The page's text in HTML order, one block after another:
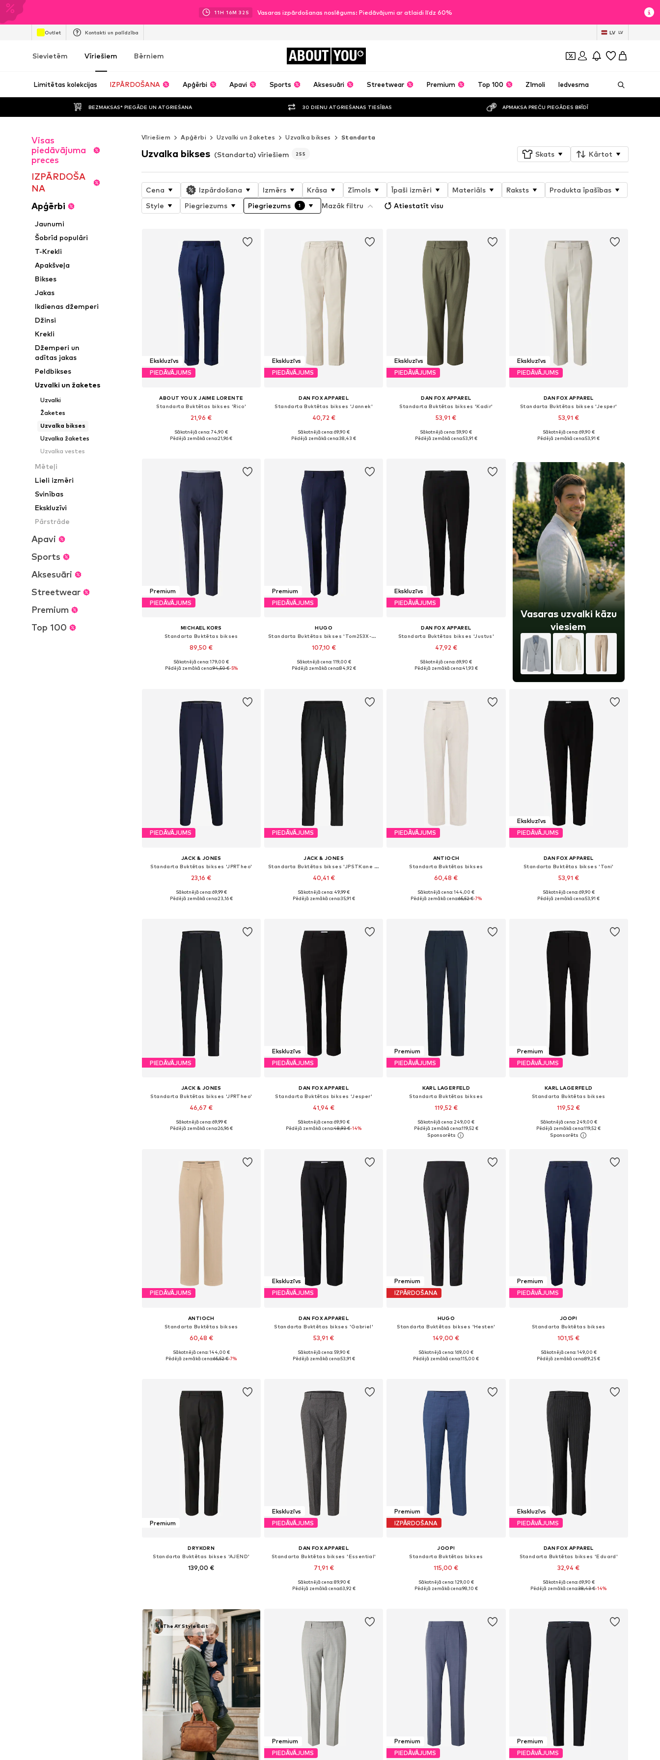
11H 16M 31 S Vasaras izpārdošanas noslēgums: Piedāvājumi ar atlaidi līdz 60%
Outlet Kontakti un palīdzība LV LV
Sievietēm Vīriešiem Bērniem ABOUT YOU
Limitētas kolekcijas IZPĀRDOŠANA Apģērbi Apavi Sports Aksesuāri Streetwear Premium Top 100 Zīmoli Iedvesma
BEZMAKSAS* PIEGĀDE UN ATGRIEŠANA 30 DIENU ATGRIEŠANAS TIESĪBAS APMAKSA PREČU PIEGĀDES BRĪDĪ
Visas
piedāvājuma
preces
IZPĀRDOŠA
NA
Apģērbi
Jaunumi
Šobrīd populāri
T-Krekli
Apakšveļa
Bikses
Jakas
Ikdienas džemperi
Džinsi
Krekli
Džemperi un
adītas jakas
Peldbikses
Uzvalki un žaketes
Uzvalki
Žaketes
Uzvalka bikses
Uzvalka žaketes
Uzvalka vestes
Mēteļi
Lieli izmēri
Svinības
Ekskluzīvi
Pārstrāde
Apavi
Sports
Aksesuāri
Streetwear
Premium
Top 100
Vīriešiem Apģērbi Uzvalki un žaketes Uzvalka bikses Standarta
Uzvalka bikses (Standarta) vīriešiem 255 Skats Kārtot
Cena Izpārdošana Izmērs Krāsa Zīmols Īpaši izmēri Materiāls Raksts
Produkta īpašības
Style
Piegriezums Piegriezums 1 Mazāk filtru Atiestatīt visu
Ekskluzīvs
PIEDĀVĀJUMS
ABOUT YOU X JAIME LORENTE
Standarta Buktētas bikses 'Rico'
21,96 €
Pieejams daudzos izmēros
Sākotnējā cena: 74,90 €
Pēdējā zemākā cena:21,96 €
Ekskluzīvs
PIEDĀVĀJUMS
DAN FOX APPAREL
Standarta Buktētas bikses 'Jannek'
40,72 €
Pieejams daudzos izmēros
Sākotnējā cena: 69,90 €
Pēdējā zemākā cena:38,43 €
Ekskluzīvs
PIEDĀVĀJUMS
DAN FOX APPAREL
Standarta Buktētas bikses 'Kadir'
53,91 €
Pieejamie izmēri: 46, 48-50, 50-52, 52-54
Sākotnējā cena: 59,90 €
Pēdējā zemākā cena:53,91 €
Ekskluzīvs
PIEDĀVĀJUMS
DAN FOX APPAREL
Standarta Buktētas bikses 'Jesper'
53,91 €
Pieejamie izmēri: 48-50, 50-52, 52-54, 56-58
Sākotnējā cena: 69,90 €
Pēdējā zemākā cena:53,91 €
Premium
PIEDĀVĀJUMS
MICHAEL KORS
Standarta Buktētas bikses
89,50 €
Pieejamie izmēri: 48, 50, 52, 54
Sākotnējā cena: 179,00 €
Pēdējā zemākā cena:94,50 €-5%
Premium
PIEDĀVĀJUMS
HUGO
Standarta Buktētas bikses 'Tom253X-MH'
107,10 €
Pieejams daudzos izmēros
Sākotnējā cena: 119,00 €
Pēdējā zemākā cena:84,92 €
Ekskluzīvs
PIEDĀVĀJUMS
DAN FOX APPAREL
Standarta Buktētas bikses 'Justus'
47,92 €
Pieejams daudzos izmēros
Sākotnējā cena: 69,90 €
Pēdējā zemākā cena:41,93 €
Vasaras uzvalki kāzu
viesiem
PIEDĀVĀJUMS
JACK & JONES
Standarta Buktētas bikses 'JPRTheo'
23,16 €
Pieejamie izmēri: 46, 48, 52, 54, 56
Sākotnējā cena: 69,99 €
Pēdējā zemākā cena:23,16 €
PIEDĀVĀJUMS
JACK & JONES
Standarta Buktētas bikses 'JPSTKane Edwin'
40,41 €
Pieejams daudzos izmēros
Sākotnējā cena: 49,99 €
Pēdējā zemākā cena:35,91 €
PIEDĀVĀJUMS
ANTIOCH
Standarta Buktētas bikses
60,48 €
Pieejamie izmēri: 48-50
Sākotnējā cena: 144,00 €
Pēdējā zemākā cena:65,52 €-7%
Ekskluzīvs
PIEDĀVĀJUMS
DAN FOX APPAREL
Standarta Buktētas bikses 'Toni'
53,91 €
Pieejams daudzos izmēros
Sākotnējā cena: 69,90 €
Pēdējā zemākā cena:53,91 €
PIEDĀVĀJUMS
JACK & JONES
Standarta Buktētas bikses 'JPRTheo'
46,67 €
Pieejamie izmēri: 46, 48, 50, 52, 54
Sākotnējā cena: 69,99 €
Pēdējā zemākā cena:26,96 €
Ekskluzīvs
PIEDĀVĀJUMS
DAN FOX APPAREL
Standarta Buktētas bikses 'Jesper'
41,94 €
Pieejams daudzos izmēros
Sākotnējā cena: 69,90 €
Pēdējā zemākā cena:48,93 €-14%
Premium
PIEDĀVĀJUMS
KARL LAGERFELD
Standarta Buktētas bikses
119,52 €
Pieejams daudzos izmēros
Pievienot grozam
Sākotnējā cena: 249,00 €
Pēdējā zemākā cena:119,52 €
Premium
PIEDĀVĀJUMS
KARL LAGERFELD
Standarta Buktētas bikses
119,52 €
Pieejamie izmēri: 46, 48, 50, 52, 56
Pievienot grozam
Sākotnējā cena: 249,00 €
Pēdējā zemākā cena:119,52 €
PIEDĀVĀJUMS
ANTIOCH
Standarta Buktētas bikses
60,48 €
Pieejamie izmēri: 46, 50-52, 52-54
Sākotnējā cena: 144,00 €
Pēdējā zemākā cena:65,52 €-7%
Ekskluzīvs
PIEDĀVĀJUMS
DAN FOX APPAREL
Standarta Buktētas bikses 'Gabriel'
53,91 €
Pieejams daudzos izmēros
Sākotnējā cena: 59,90 €
Pēdējā zemākā cena:53,91 €
Premium
IZPĀRDOŠANA
HUGO
Standarta Buktētas bikses 'Hesten'
149,00 €
Pieejams daudzos izmēros
Sākotnējā cena: 169,00 €
Pēdējā zemākā cena:115,00 €
Premium
PIEDĀVĀJUMS
JOOP!
Standarta Buktētas bikses
101,15 €
Pieejams daudzos izmēros
Sākotnējā cena: 149,00 €
Pēdējā zemākā cena:89,25 €
Premium
DRYKORN
Standarta Buktētas bikses 'AJEND'
139,00 €
Ekskluzīvs
PIEDĀVĀJUMS
DAN FOX APPAREL
Standarta Buktētas bikses 'Essential'
71,91 €
Pieejamie izmēri: 50-52, 52-54, 56-58
Sākotnējā cena: 89,90 €
Pēdējā zemākā cena:63,92 €
Premium
IZPĀRDOŠANA
JOOP!
Standarta Buktētas bikses
115,00 €
Pieejams daudzos izmēros
Sākotnējā cena: 129,00 €
Pēdējā zemākā cena:98,10 €
Ekskluzīvs
PIEDĀVĀJUMS
DAN FOX APPAREL
Standarta Buktētas bikses 'Eduard'
32,94 €
Pieejamie izmēri: 46, 50-52, 52-54, 56-58
Sākotnējā cena: 69,90 €
Pēdējā zemākā cena:38,43 €-14%
The AY Style Edit
Premium
PIEDĀVĀJUMS
Premium
PIEDĀVĀJUMS
Premium
PIEDĀVĀJUMS